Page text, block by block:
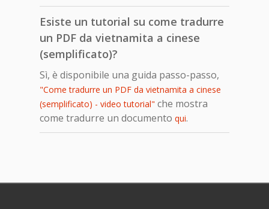
Esiste un tutorial su come tradurre
un PDF da vietnamita a cinese
(semplificato)?
Sì, è disponibile una guida passo-passo,
"Come tradurre un PDF da vietnamita a cinese
(semplificato) - video tutorial" che mostra
come tradurre un documento qui.